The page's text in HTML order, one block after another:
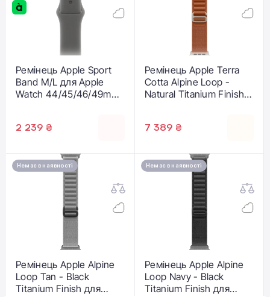
Ремінець Apple Sport
Band M/L для Apple
Watch 44/45/46/49mm
2 239 ₴
Ремінець Apple Terra
Cotta Alpine Loop -
Natural Titanium Finish
(MFTD4)
7 389 ₴
Немає в наявності
Ремінець Apple Alpine
Loop Tan - Black
Titanium Finish для
Немає в наявності
Ремінець Apple Alpine
Loop Navy - Black
Titanium Finish для